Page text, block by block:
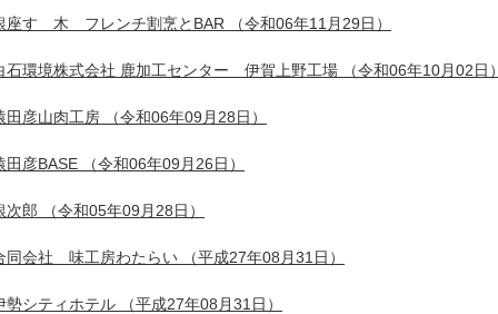
座すゞ木 フレンチ割烹とBAR （令和06年11月29日）
石環境株式会社 鹿加工センター 伊賀上野工場 （令和06年10月02日
田彦山肉工房 （令和06年09月28日）
田彦BASE （令和06年09月26日）
次郎 （令和05年09月28日）
同会社 味工房わたらい （平成27年08月31日）
勢シティホテル （平成27年08月31日）